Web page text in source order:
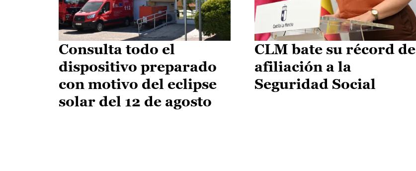
Consulta todo el
dispositivo preparado
con motivo del eclipse
solar del 12 de agosto
CLM bate su récord de
afiliación a la
Seguridad Social